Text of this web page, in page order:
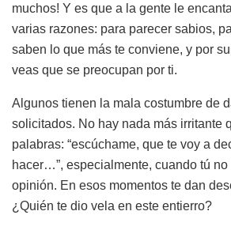
muchos! Y es que a la gente le
varias razones: para parecer sabios,
saben lo que más te conviene, y por
veas que se preocupan por ti.
Algunos tienen la mala costumbre de
solicitados. No hay nada más irritante
palabras: “escúchame, que te voy a
hacer…”, especialmente, cuando tú
opinión. En esos momentos te dan
¿Quién te dio vela en este entierro?